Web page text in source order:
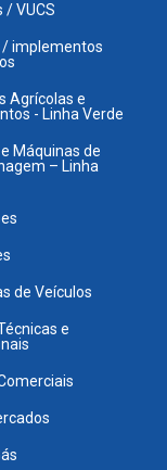
/ VUCS
implementos
Agrícolas e
- Linha Verde
Máquinas de
– Linha
de Veículos
e